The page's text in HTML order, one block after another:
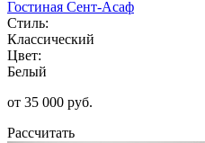
Гостиная Сент-Асаф
Стиль:
Классический
Цвет:
Белый
от 35 000 руб.
Рассчитать